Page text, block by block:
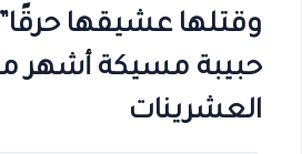
وقتلها عشيقها
حبيبة مسيكة أشهر
العشرينات